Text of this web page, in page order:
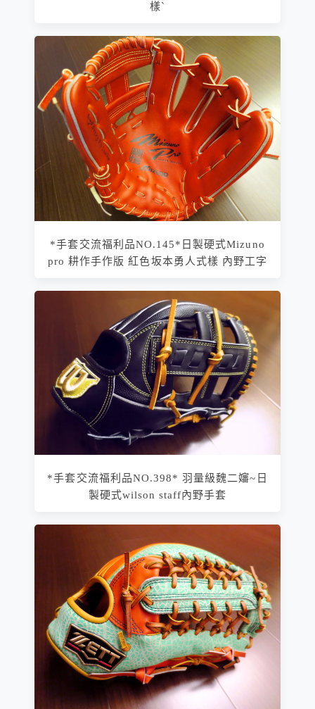
樣ˋ
*手套交流福利品NO.145*日製硬式Mizuno
pro 耕作手作版 紅色坂本勇人式樣 內野工字
*手套交流福利品NO.398* 羽量級魏二嬸~日
製硬式wilson staff內野手套